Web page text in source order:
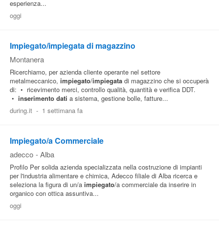
esperienza...
oggi
Impiegato/impiegata di magazzino
Montanera
Ricerchiamo, per azienda cliente operante nel settore
metalmeccanico, impiegato/impiegata di magazzino che si occuperà
di: • ricevimento merci, controllo qualità, quantità e verifica DDT.
• inserimento dati a sistema, gestione bolle, fatture...
during.it - 1 settimana fa
Impiegato/a Commerciale
adecco - Alba
Profilo Per solida azienda specializzata nella costruzione di impianti
per l'industria alimentare e chimica, Adecco filiale di Alba ricerca e
seleziona la figura di un/a impiegato/a commerciale da inserire in
organico con ottica assuntiva...
oggi